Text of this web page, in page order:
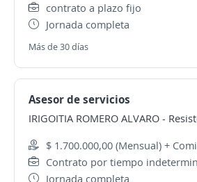
contrato a plazo fijo
Jornada completa
Más de 30 días
Asesor de servicios
IRIGOITIA ROMERO ALVARO -
$ 1.700.000,00 (Mensual) +
Contrato por tiempo
Jornada completa